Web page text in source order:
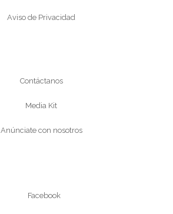
Aviso de Privacidad
Contáctanos
Media Kit
Anúnciate con nosotros
Facebook